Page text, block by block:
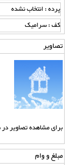
پرده : انتخاب نشده
کف : سرامیک
تصاویر
برای مشاهده تصاویر
مبلغ و وام